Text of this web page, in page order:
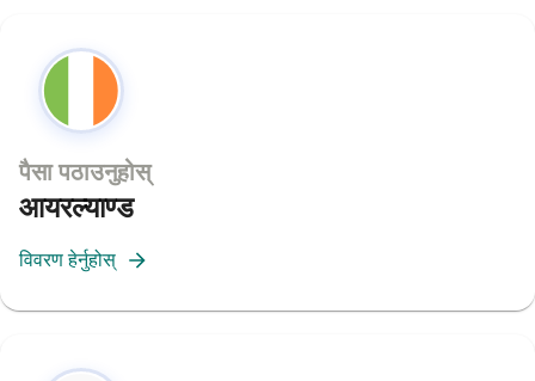
पैसा पठाउनुहोस्
आयरल्याण्ड
विवरण हेर्नुहोस्